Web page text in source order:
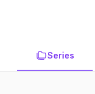
Series